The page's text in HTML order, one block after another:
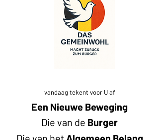
vandaag tekent voor U af
Een Nieuwe Beweging
Die van de Burger